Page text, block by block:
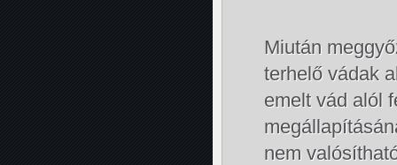
Miután
terhelő vádak
emelt vád alól
nem